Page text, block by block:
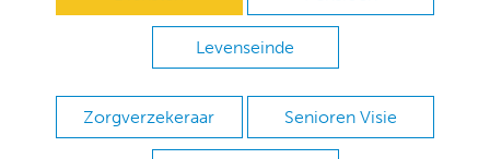
Levenseinde
Zorgverzekeraar Senioren Visie